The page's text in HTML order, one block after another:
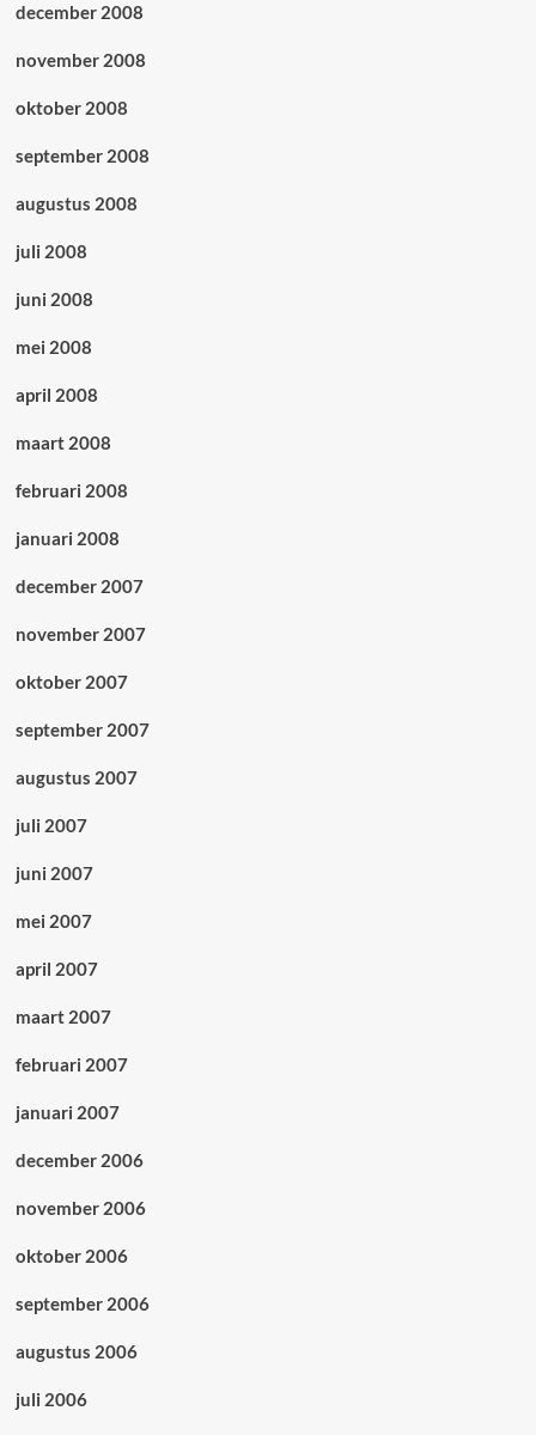
december 2008
november 2008
oktober 2008
september 2008
augustus 2008
juli 2008
juni 2008
mei 2008
april 2008
maart 2008
februari 2008
januari 2008
december 2007
november 2007
oktober 2007
september 2007
augustus 2007
juli 2007
juni 2007
mei 2007
april 2007
maart 2007
februari 2007
januari 2007
december 2006
november 2006
oktober 2006
september 2006
augustus 2006
juli 2006